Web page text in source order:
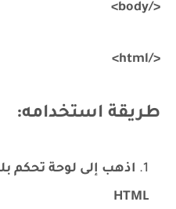
</body>
</html>
طريقة استخدامه:
اذهب إلى لوحة تحكم
HTML